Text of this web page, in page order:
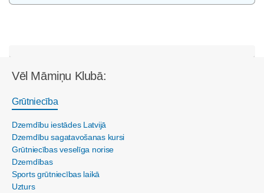
Vēl Māmiņu Klubā:
Grūtniecība
Dzemdību iestādes Latvijā
Dzemdību sagatavošanas kursi
Grūtniecības veselīga norise
Dzemdības
Sports grūtniecības laikā
Uzturs